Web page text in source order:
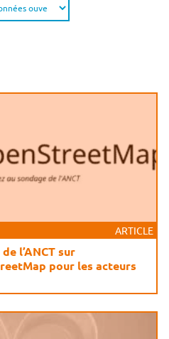
ARTICLE
l’ANCT sur
pour les acteurs